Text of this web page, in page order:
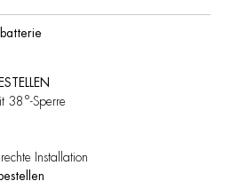
38°-Sperre
Installation